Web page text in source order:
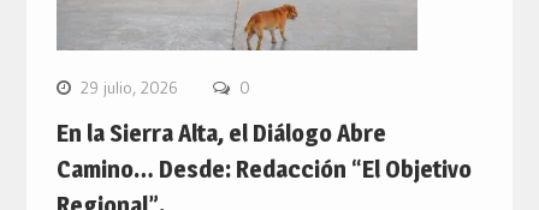
29 julio, 2026 0
En la Sierra Alta, el Diálogo Abre
Camino… Desde: Redacción “El Objetivo